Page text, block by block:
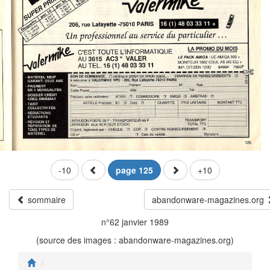
-10 page 125 +10
sommaire
abandonware-magazines.org
n°62 janvier 1989
(source des images : abandonware-magazines.org)